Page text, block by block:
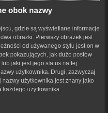
obok nazwy
gdzie są wyświetlane informacje
obrazki. Pierwszy obrazek jest
od używanego stylu jest on w
pokazujących, jak dużo postów
jaki jest jego status na tej
użytkownika. Drugi, zazwyczaj
użytkownika jest znany jako
użytkownika.